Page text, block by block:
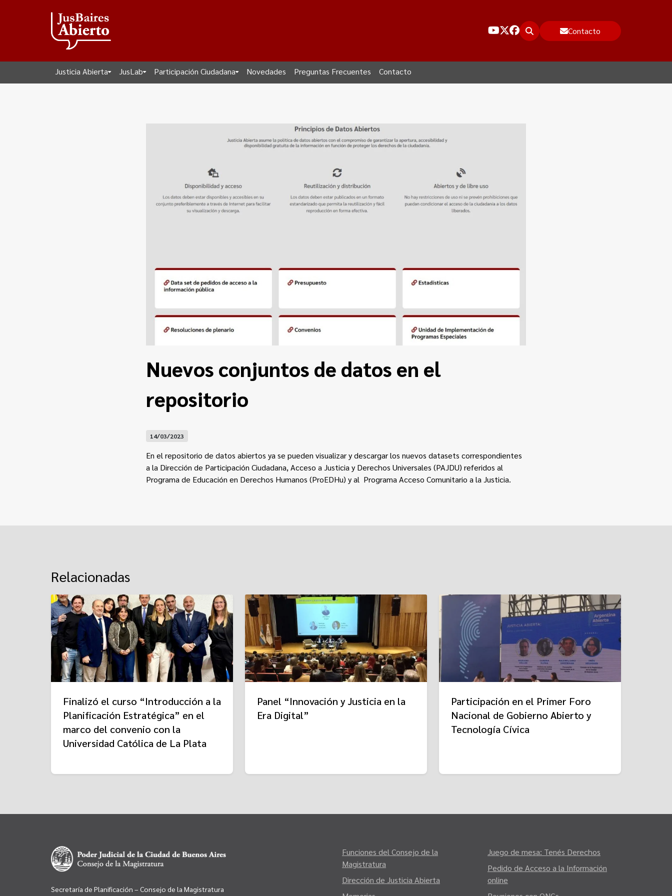
Contacto
Justicia Abierta JusLab Participación Ciudadana Novedades Preguntas Frecuentes Contacto
Nuevos conjuntos de datos en el
repositorio
14/03/2023
En el repositorio de datos abiertos ya se pueden visualizar y descargar los nuevos datasets correspondientes
a la Dirección de Participación Ciudadana, Acceso a Justicia y Derechos Universales (PAJDU) referidos al
Programa de Educación en Derechos Humanos (ProEDHu) y al Programa Acceso Comunitario a la Justicia.
Relacionadas
Finalizó el curso “Introducción a la
Planificación Estratégica” en el
marco del convenio con la
Universidad Católica de La Plata
Panel “Innovación y Justicia en la
Era Digital”
Participación en el Primer Foro
Nacional de Gobierno Abierto y
Tecnología Cívica
Secretaría de Planificación – Consejo de la Magistratura
Funciones del Consejo de la
Magistratura
Dirección de Justicia Abierta
Juego de mesa: Tenés Derechos
Pedido de Acceso a la Información
online